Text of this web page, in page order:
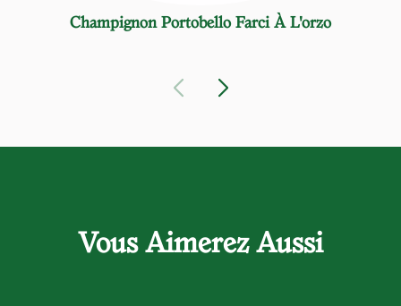
Champignon Portobello Farci À L'orzo
Vous Aimerez Aussi